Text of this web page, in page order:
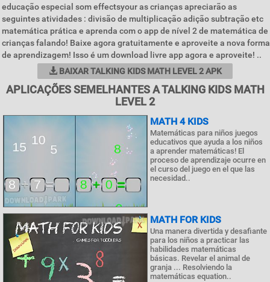
educação especial som effectsyour as crianças apreciarão as
seguintes atividades : divisão de multiplicação adição subtração etc
matemática prática e aprenda com o app de nível 2 de matemática de
crianças falando! Baixe agora gratuitamente e aproveite a nova forma
de aprendizagem! Isso é um download livre app agora e aproveite! ..
BAIXAR TALKING KIDS MATH LEVEL 2 APK
APLICAÇÕES SEMELHANTES A TALKING KIDS MATH
LEVEL 2
MATH 4 KIDS
Matemáticas para niños juegos
educativos que ayuda a los niños
a aprender matemáticas! El
proceso de aprendizaje ocurre en
el curso del juego en el que las
necesidad..
MATH FOR KIDS
Una manera divertida y desafiante
para los niños a practicar las
habilidades matemáticas
básicas. Revelar el animal de
granja ... Resolviendo la
matemáticas equation..